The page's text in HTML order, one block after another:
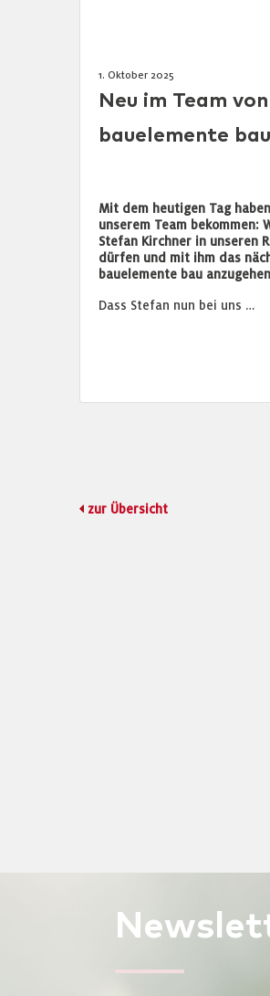
1. Oktober 2025
Neu im Team von
bauelemente
Mit dem heutigen Tag
unserem Team bekommen:
Stefan Kirchner in unseren
dürfen und mit ihm das
bauelemente bau
Dass Stefan nun bei uns …
zur Übersicht